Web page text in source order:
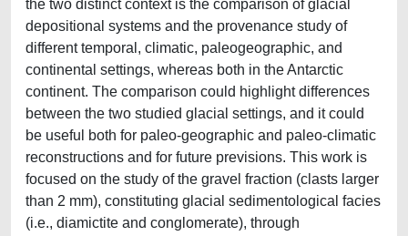
the two distinct context is the comparison of glacial
depositional systems and the provenance study of
different temporal, climatic, paleogeographic, and
continental settings, whereas both in the Antarctic
continent. The comparison could highlight differences
between the two studied glacial settings, and it could
be useful both for paleo-geographic and paleo-climatic
reconstructions and for future previsions. This work is
focused on the study of the gravel fraction (clasts larger
than 2 mm), constituting glacial sedimentological facies
(i.e., diamictite and conglomerate), through